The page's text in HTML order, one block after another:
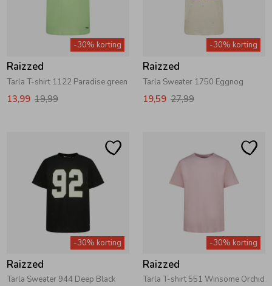
-30% korting
Raizzed
Tarla T-shirt 1122 Paradise green
13,99 19,99
-30% korting
Raizzed
Tarla Sweater 1750 Eggnog
19,59 27,99
-30% korting
Raizzed
Tarla Sweater 944 Deep Black
-30% korting
Raizzed
Tarla T-shirt 551 Winsome Orchid